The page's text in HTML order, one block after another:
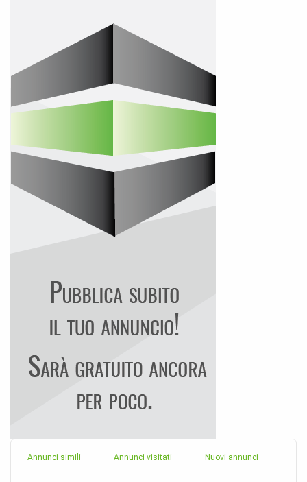
Annunci simili Annunci visitati Nuovi annunci